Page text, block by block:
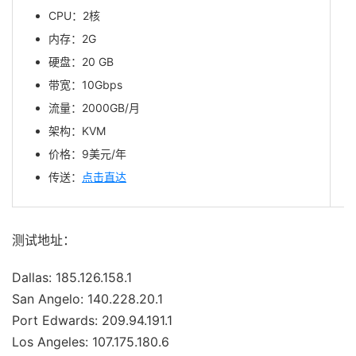
CPU：2核
内存：2G
硬盘：20 GB
带宽：10Gbps
流量：2000GB/月
架构：KVM
价格：9美元/年
传送：
点击直达
测试地址：
Dallas: 185.126.158.1
San Angelo: 140.228.20.1
Port Edwards: 209.94.191.1
Los Angeles: 107.175.180.6